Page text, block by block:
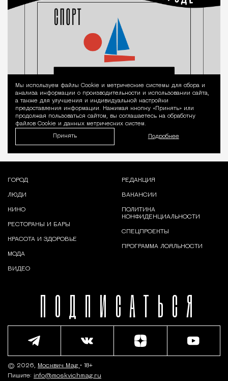
Уведомление
Мы используем файлы Сookie и метрические системы для сбора и
анализа информации о производительности и использовании сайта,
а также для улучшения и индивидуальной настройки
предоставления информации. Нажимая кнопку «Принять» или
продолжая пользоваться сайтом, вы соглашаетесь на обработку
файлов Cookie и данных метрических систем.
Принять Подробнее
ПОДПИСАТЬСЯ
ГОРОД
ЛЮДИ
КИНО
РЕСТОРАНЫ И БАРЫ
КРАСОТА И ЗДОРОВЬЕ
МОДА
ВИДЕО
РЕДАКЦИЯ
ВАКАНСИИ
ПОЛИТИКА
КОНФИДЕНЦИАЛЬНОСТИ
СПЕЦПРОЕКТЫ
ПРОГРАММА ЛОЯЛЬНОСТИ
© 2026, Москвич Mag • 18+
Пишите: info@moskvichmag.ru